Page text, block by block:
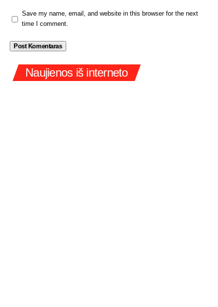
Save my name, email, and website in this browser for the next
time I comment.
Naujienos iš interneto